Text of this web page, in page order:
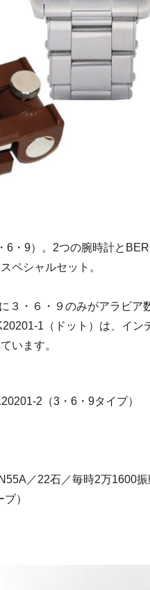
・9）。2つの腕時計と
ペシャルセット。
３・６・９のみがアラビア
1（ドット）は、イン
います。
2（3・6・9タイプ）
／22石／毎時2万1600
）